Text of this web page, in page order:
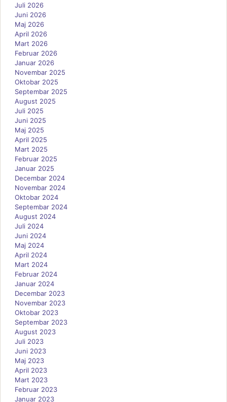
Juli 2026
Juni 2026
Maj 2026
April 2026
Mart 2026
Februar 2026
Januar 2026
Novembar 2025
Oktobar 2025
Septembar 2025
August 2025
Juli 2025
Juni 2025
Maj 2025
April 2025
Mart 2025
Februar 2025
Januar 2025
Decembar 2024
Novembar 2024
Oktobar 2024
Septembar 2024
August 2024
Juli 2024
Juni 2024
Maj 2024
April 2024
Mart 2024
Februar 2024
Januar 2024
Decembar 2023
Novembar 2023
Oktobar 2023
Septembar 2023
August 2023
Juli 2023
Juni 2023
Maj 2023
April 2023
Mart 2023
Februar 2023
Januar 2023